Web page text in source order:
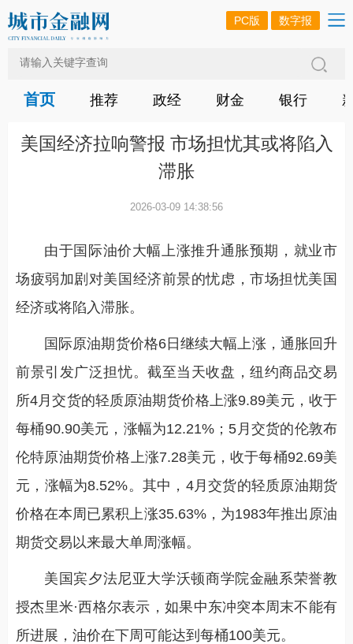
PC版 数字报
首页 推荐 政经 财金 银行
美国经济拉响警报 市场担忧其或将陷入
滞胀
2026-03-09 14:38:56
由于国际油价大幅上涨推升通胀预期，就业市
场疲弱加剧对美国经济前景的忧虑，市场担忧美国
经济或将陷入滞胀。
国际原油期货价格6日继续大幅上涨，通胀回升
前景引发广泛担忧。截至当天收盘，纽约商品交易
所4月交货的轻质原油期货价格上涨9.89美元，收于
每桶90.90美元，涨幅为12.21%；5月交货的伦敦布
伦特原油期货价格上涨7.28美元，收于每桶92.69美
元，涨幅为8.52%。其中，4月交货的轻质原油期货
价格在本周已累积上涨35.63%，为1983年推出原油
期货交易以来最大单周涨幅。
美国宾夕法尼亚大学沃顿商学院金融系荣誉教
授杰里米·西格尔表示，如果中东冲突本周末不能有
所进展，油价在下周可能达到每桶100美元。